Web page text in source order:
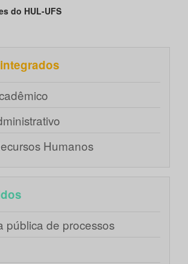
do HUL-UFS
Humanos
pública de processos